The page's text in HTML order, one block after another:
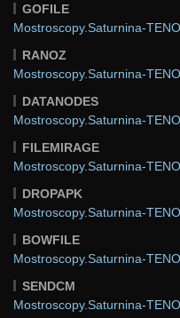
GOFILE
Mostroscopy.Saturnina-
RANOZ
Mostroscopy.Saturnina-
DATANODES
Mostroscopy.Saturnina-
FILEMIRAGE
Mostroscopy.Saturnina-
DROPAPK
Mostroscopy.Saturnina-
BOWFILE
Mostroscopy.Saturnina-
SENDCM
Mostroscopy.Saturnina-